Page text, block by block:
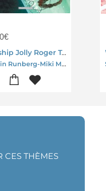
€
Warship Jolly Roger Tome 3 : Revanche
Sylvain Runberg-Miki Montllo
CES THÈMES